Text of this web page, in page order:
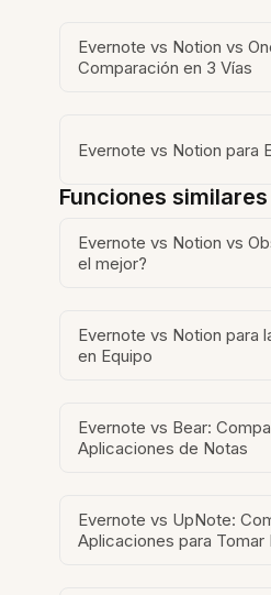
Evernote vs Notion vs
Comparación en 3 Vías
Evernote vs Notion para
Funciones similares
Evernote vs Notion vs
el mejor?
Evernote vs Notion para
en Equipo
Evernote vs Bear:
Aplicaciones de Notas
Evernote vs UpNote:
Aplicaciones para Tomar